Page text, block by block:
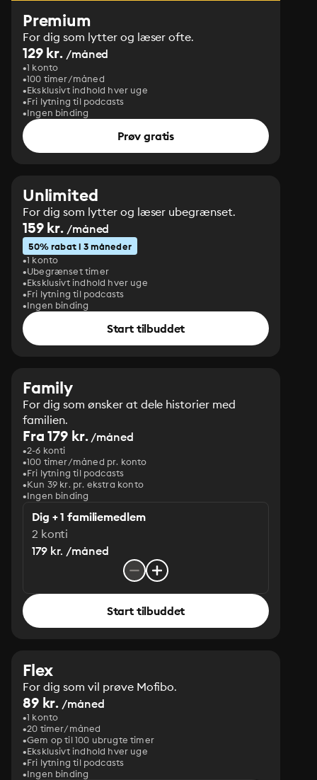
Premium
For dig som lytter og læser ofte.
129 kr. /måned
1 konto
100 timer/måned
Eksklusivt indhold hver uge
Fri lytning til podcasts
Ingen binding
Prøv gratis
Unlimited
For dig som lytter og læser ubegrænset.
159 kr. /måned
50% rabat i 3 måneder
1 konto
Ubegrænset timer
Eksklusivt indhold hver uge
Fri lytning til podcasts
Ingen binding
Start tilbuddet
Family
For dig som ønsker at dele historier med
familien.
Fra 179 kr./måned
2-6 konti
100 timer/måned pr. konto
Fri lytning til podcasts
Kun 39 kr. pr. ekstra konto
Ingen binding
Dig + 1 familiemedlem
2 konti
179 kr. /måned
Start tilbuddet
Flex
For dig som vil prøve Mofibo.
89 kr. /måned
1 konto
20 timer/måned
Gem op til 100 ubrugte timer
Eksklusivt indhold hver uge
Fri lytning til podcasts
Ingen binding